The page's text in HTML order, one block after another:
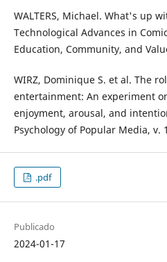
WALTERS, Michael. What's up
Technological Advances in
Education, Community, and
WIRZ, Dominique S. et al. The
entertainment: An experiment
enjoyment, arousal, and
Psychology of Popular Media, v.
.pdf
Publicado
2024-01-17